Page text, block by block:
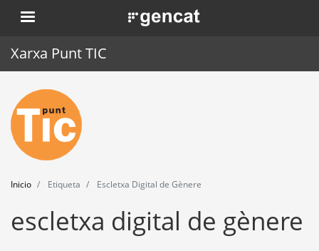
Pasar
al
. Obre en una nova finestra.
Xarxa Punt TIC
Inicio
Punt TIC
Actualidad
Agenda
Formación
Inicio Etiqueta Escletxa Digital de Gènere
escletxa digital de gènere